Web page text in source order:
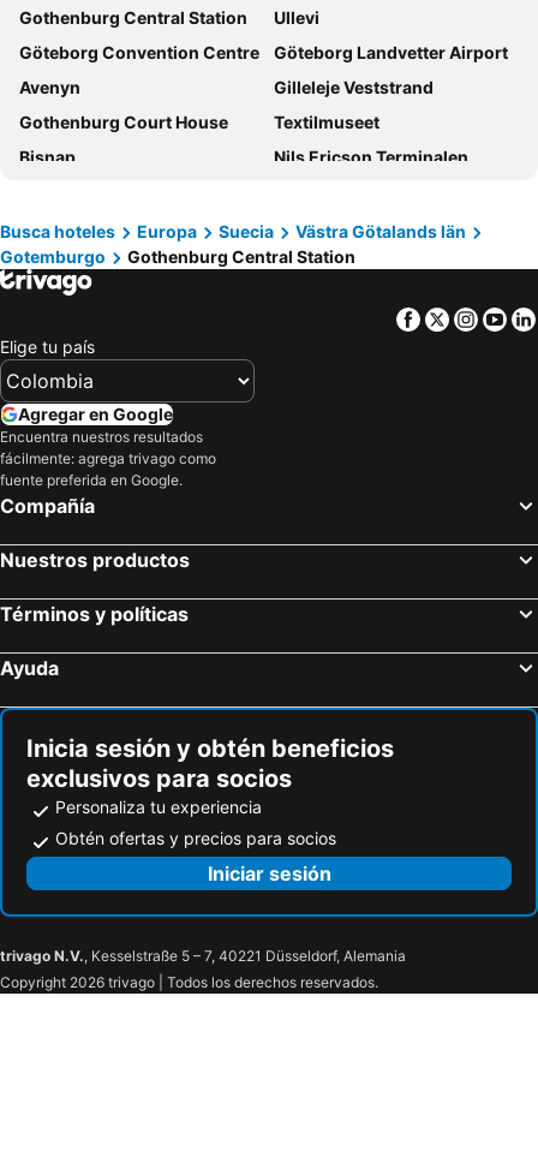
Hotel Riverton
Hotel Lorensberg
Avalon Hotel
Hotel Flora
Hotel Royal
Hotel Lemonade
Hotel Vasa, BW Signature Collection
Gothenburg Central Station
Ullevi
Göteborg Convention Centre
Göteborg Landvetter Airport
Avenyn
Gilleleje Veststrand
Gothenburg Court House
Textilmuseet
Bisnap
Nils Ericson Terminalen
Tranvías de Gotemburgo
Kronhusbodarna
Katolska Kyrkan
Gamla Ullevi
Paddan
Museo de la Ciudad de Gotemburgo
Korsgatan
Maritiman
28plus
Helsingør Havn
Fredensborg slot
Gamlestan
Aeropuerto de Småland
Hou
Skiveren Strand
Busca hoteles Europa Suecia
Västra Götalands län
Gotemburgo
Gothenburg Central Station
Facebook
Twitter
Elige tu país
Agregar en Google
Encuentra nuestros resultados
fácilmente: agrega trivago como
fuente preferida en Google.
Compañía
Nuestros productos
Términos y políticas
Ayuda
Inicia sesión y obtén beneficios
exclusivos para socios
Personaliza tu experiencia
Obtén ofertas y precios para socios
Iniciar sesión
trivago N.V., Kesselstraße 5 – 7, 40221 Düsseldorf, Alemania
Copyright 2026 trivago | Todos los derechos reservados.